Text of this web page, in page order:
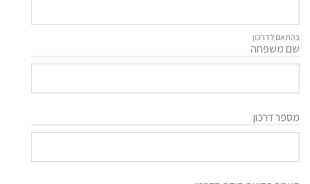
בהתאם לדרכון
שם משפחה
מספר דרכון